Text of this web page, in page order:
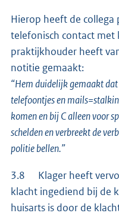
Hierop heeft de
telefonisch contact met
praktijkhouder heeft
notitie gemaakt:
“Hem duidelijk gemaakt
telefoontjes en
komen en bij C alleen voor
schelden en verbreekt de
politie bellen.”
3.8 Klager heeft
klacht ingediend bij de
huisarts is door de